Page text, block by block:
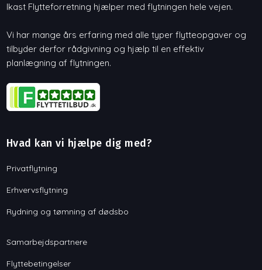
Ikast Flytteforretning hjælper med flytningen hele vejen.
Vi har mange års erfaring med alle typer flytteopgaver og
tilbyder derfor rådgivning og hjælp til en effektiv
planlægning af flytningen.
Hvad kan vi hjælpe dig med?
Privatflytning
Erhvervsflytning
Rydning og tømning af dødsbo
Samarbejdspartnere
Flyttebetingelser